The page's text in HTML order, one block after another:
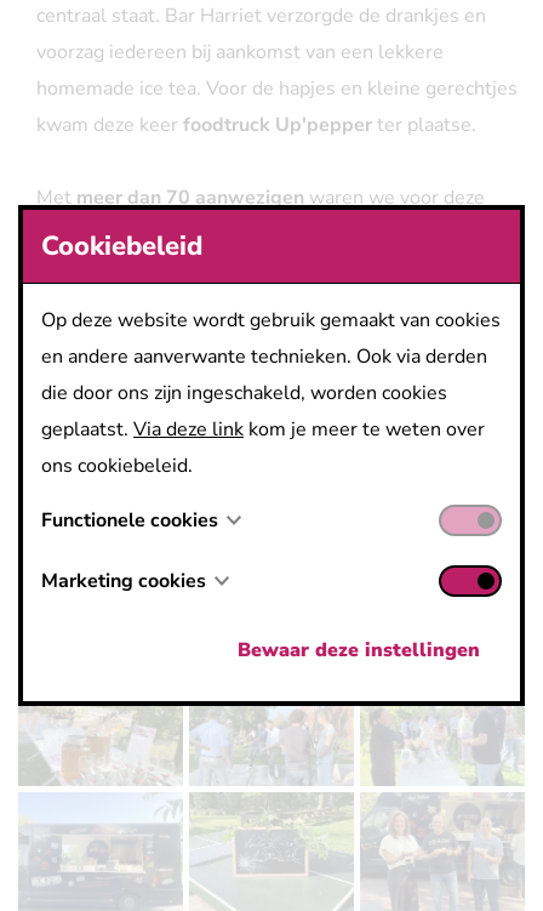
centraal staat. Bar Harriet verzorgde de drankjes en
voorzag iedereen bij aankomst van een lekkere
homemade ice tea. Voor de hapjes en kleine gerechtjes
kwam deze keerfoodtruck Up'pepperter plaatse.
Met meer dan 70 aanwezigen waren we voor deze
afterwork met een mooie vertegenwoordigen van
met het heerlijke weer, de fijne gesprekken die we
konden voeren en vooral de interactie die we zagen
tussen de bedrijven van het Wetenschapspark. Op naar
de volgende afterwork.
sfeerbeelden van deze avond.
Cookiebeleid
Op deze website wordt gebruik gemaakt van cookies
en andere aanverwante technieken. Ook via derden
die door ons zijn ingeschakeld, worden cookies
geplaatst. Via deze link kom je meer te weten over
ons cookiebeleid.
Functionele cookies
Marketing cookies
Bewaar deze instellingen